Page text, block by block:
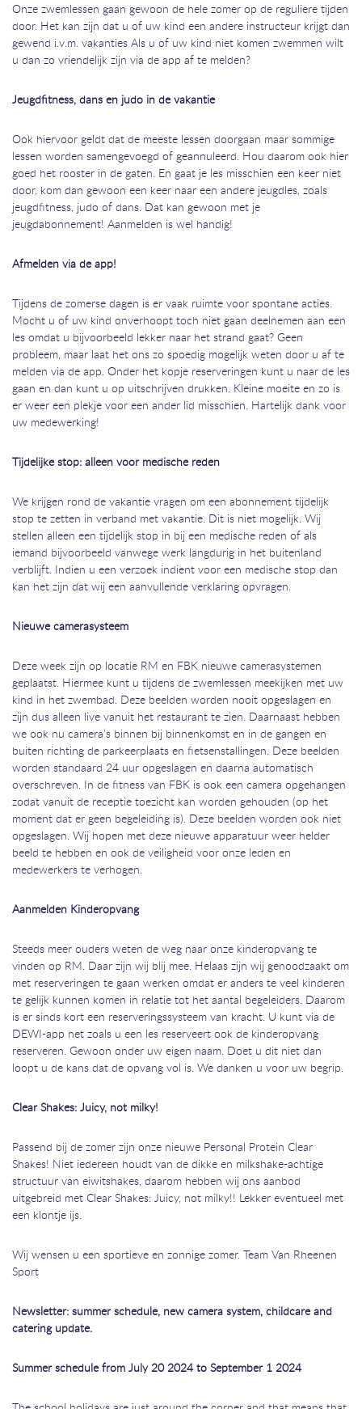
Onze zwemlessen gaan gewoon de hele zomer op de reguliere tijden
door. Het kan zijn dat u of uw kind een andere instructeur krijgt dan
gewend i.v.m. vakanties Als u of uw kind niet komen zwemmen wilt
u dan zo vriendelijk zijn via de app af te melden?
Jeugdfitness, dans en judo in de vakantie
Ook hiervoor geldt dat de meeste lessen doorgaan maar sommige
lessen worden samengevoegd of geannuleerd. Hou daarom ook hier
goed het rooster in de gaten. En gaat je les misschien een keer niet
door, kom dan gewoon een keer naar een andere jeugdles, zoals
jeugdfitness, judo of dans. Dat kan gewoon met je
jeugdabonnement! Aanmelden is wel handig!
Afmelden via de app!
Tijdens de zomerse dagen is er vaak ruimte voor spontane acties.
Mocht u of uw kind onverhoopt toch niet gaan deelnemen aan een
les omdat u bijvoorbeeld lekker naar het strand gaat? Geen
probleem, maar laat het ons zo spoedig mogelijk weten door u af te
melden via de app. Onder het kopje reserveringen kunt u naar de les
gaan en dan kunt u op uitschrijven drukken. Kleine moeite en zo is
er weer een plekje voor een ander lid misschien. Hartelijk dank voor
uw medewerking!
Tijdelijke stop: alleen voor medische reden
We krijgen rond de vakantie vragen om een abonnement tijdelijk
stop te zetten in verband met vakantie. Dit is niet mogelijk. Wij
stellen alleen een tijdelijk stop in bij een medische reden of als
iemand bijvoorbeeld vanwege werk langdurig in het buitenland
verblijft. Indien u een verzoek indient voor een medische stop dan
kan het zijn dat wij een aanvullende verklaring opvragen.
Nieuwe camerasysteem
Deze week zijn op locatie RM en FBK nieuwe camerasystemen
geplaatst. Hiermee kunt u tijdens de zwemlessen meekijken met uw
kind in het zwembad. Deze beelden worden nooit opgeslagen en
zijn dus alleen live vanuit het restaurant te zien. Daarnaast hebben
we ook nu camera’s binnen bij binnenkomst en in de gangen en
buiten richting de parkeerplaats en fietsenstallingen. Deze beelden
worden standaard 24 uur opgeslagen en daarna automatisch
overschreven. In de fitness van FBK is ook een camera opgehangen
zodat vanuit de receptie toezicht kan worden gehouden (op het
moment dat er geen begeleiding is). Deze beelden worden ook niet
opgeslagen. Wij hopen met deze nieuwe apparatuur weer helder
beeld te hebben en ook de veiligheid voor onze leden en
medewerkers te verhogen.
Aanmelden Kinderopvang
Steeds meer ouders weten de weg naar onze kinderopvang te
vinden op RM. Daar zijn wij blij mee. Helaas zijn wij genoodzaakt om
met reserveringen te gaan werken omdat er anders te veel kinderen
te gelijk kunnen komen in relatie tot het aantal begeleiders. Daarom
is er sinds kort een reserveringssysteem van kracht. U kunt via de
DEWI-app net zoals u een les reserveert ook de kinderopvang
reserveren. Gewoon onder uw eigen naam. Doet u dit niet dan
loopt u de kans dat de opvang vol is. We danken u voor uw begrip.
Clear Shakes: Juicy, not milky!
Passend bij de zomer zijn onze nieuwe Personal Protein Clear
Shakes! Niet iedereen houdt van de dikke en milkshake-achtige
structuur van eiwitshakes, daarom hebben wij ons aanbod
uitgebreid met Clear Shakes: Juicy, not milky!! Lekker eventueel met
een klontje ijs.
Wij wensen u een sportieve en zonnige zomer. Team Van Rheenen
Sport
Newsletter: summer schedule, new camera system, childcare and
catering update.
Summer schedule from July 20 2024 to September 1 2024